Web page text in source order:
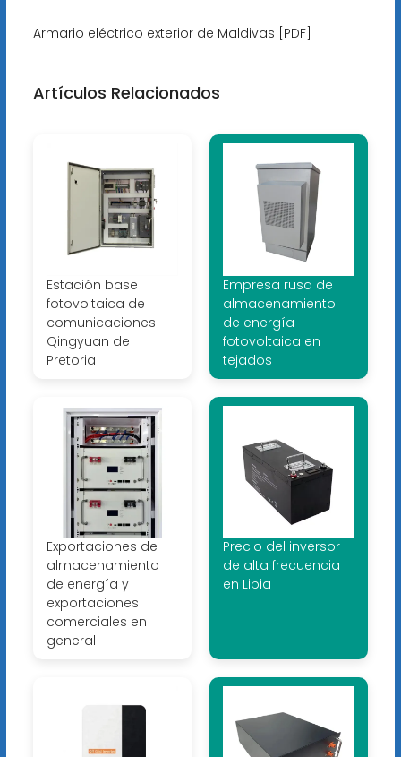
Armario eléctrico exterior de Maldivas [PDF]
Artículos Relacionados
Estación base
fotovoltaica de
comunicaciones
Qingyuan de
Pretoria
Empresa rusa de
almacenamiento
de energía
fotovoltaica en
tejados
Exportaciones de
almacenamiento
de energía y
exportaciones
comerciales en
general
Precio del inversor
de alta frecuencia
en Libia